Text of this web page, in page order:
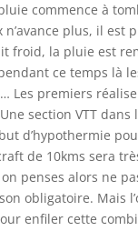
commence à
plus, il est
froid, la pluie est
ce temps là
Les premiers
section VTT
d’hypothermie
de 10kms sera
penses alors ne
obligatoire. Mais
enfiler cette